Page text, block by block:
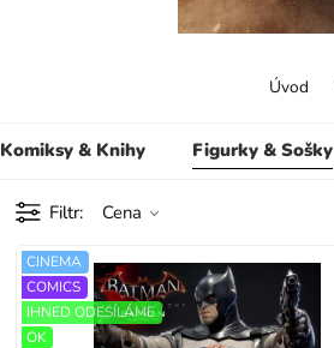
Komiksy & Knihy Figurky & Sošky
Úvod
Filtr Cena
CINEMA
COMICS
IHNED ODESÍLÁME
OK